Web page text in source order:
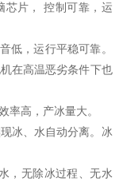
芯片， 控制可靠，运
低，运行平稳可靠。
在高温恶劣条件下也
率高，产冰量大。
冰、水自动分离。冰
，无除冰过程、无水